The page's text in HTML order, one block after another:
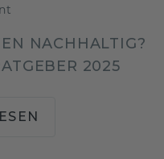
NACHHALTIG?
2025